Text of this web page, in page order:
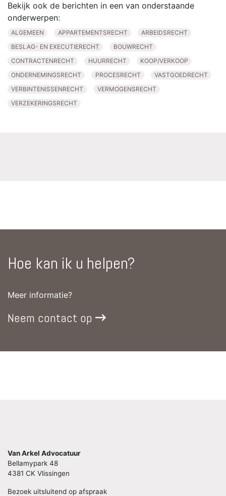
Bekijk ook de berichten in een van onderstaande
onderwerpen:
ALGEMEEN APPARTEMENTSRECHT
ARBEIDSRECHT
BESLAG- EN EXECUTIERECHT
BOUWRECHT
CONTRACTENRECHT
HUURRECHT
KOOP/VERKOOP
ONDERNEMINGSRECHT
PROCESRECHT
VASTGOEDRECHT
VERBINTENISSENRECHT
VERMOGENSRECHT
VERZEKERINGSRECHT
Hoe kan ik u helpen?
Meer informatie?
Neem contact op
Van Arkel Advocatuur
Bellamypark 48
4381 CK Vlissingen
Bezoek uitsluitend op afspraak